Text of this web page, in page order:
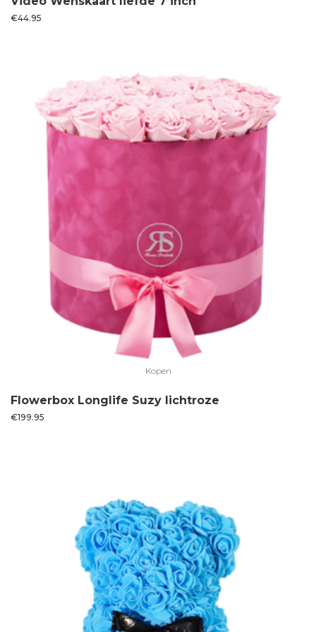
€44.95
Kopen
Flowerbox Longlife Suzy lichtroze
€199.95